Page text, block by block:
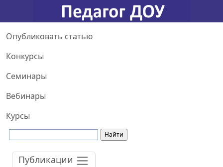
Опубликовать статью
Конкурсы
Семинары
Вебинары
Курсы
Публикации